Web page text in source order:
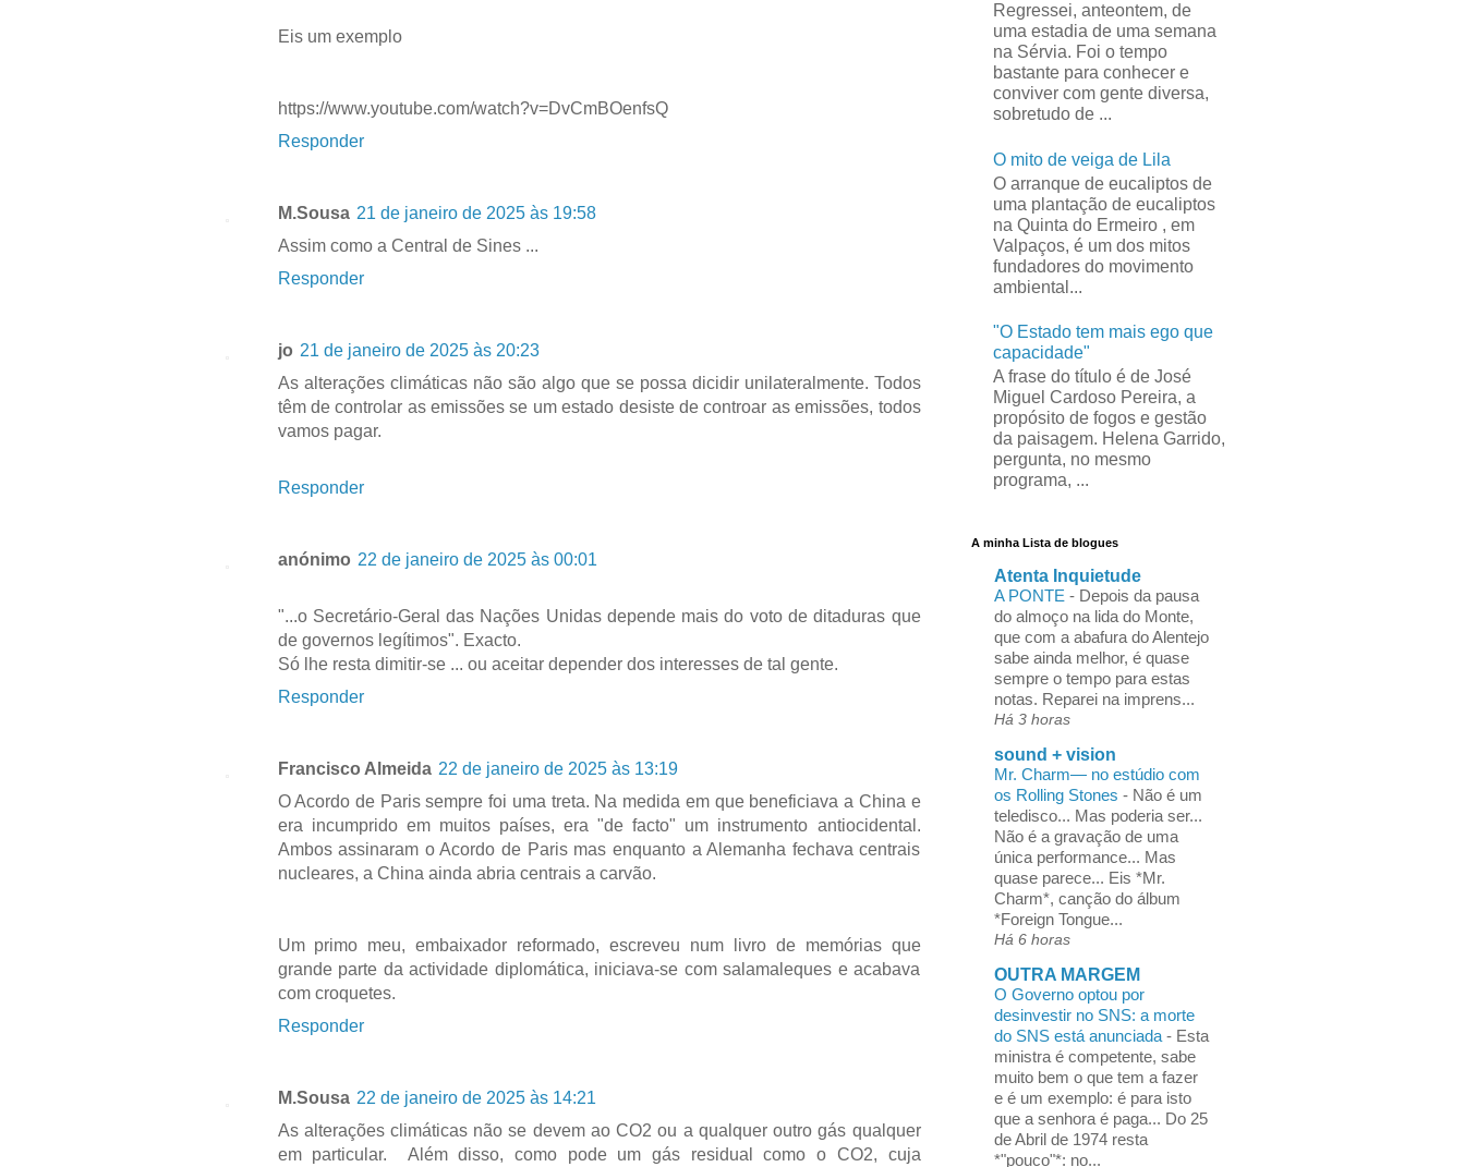
Eis um exemplo
https://www.youtube.com/watch?v=DvCmBOenfsQ
Responder
M.Sousa 21 de janeiro de 2025 às 19:58
Assim como a Central de Sines ...
Responder
jo 21 de janeiro de 2025 às 20:23
As alterações climáticas não são algo que se possa dicidir unilateralmente. Todos
têm de controlar as emissões se um estado desiste de controar as emissões, todos
vamos pagar.
Responder
anónimo 22 de janeiro de 2025 às 00:01
"...o Secretário-Geral das Nações Unidas depende mais do voto de ditaduras que
de governos legítimos". Exacto.
Só lhe resta dimitir-se ... ou aceitar depender dos interesses de tal gente.
Responder
Francisco Almeida 22 de janeiro de 2025 às 13:19
O Acordo de Paris sempre foi uma treta. Na medida em que beneficiava a China e
era incumprido em muitos países, era "de facto" um instrumento antiocidental.
Ambos assinaram o Acordo de Paris mas enquanto a Alemanha fechava centrais
nucleares, a China ainda abria centrais a carvão.
Um primo meu, embaixador reformado, escreveu num livro de memórias que
grande parte da actividade diplomática, iniciava-se com salamaleques e acabava
com croquetes.
Responder
M.Sousa 22 de janeiro de 2025 às 14:21
As alterações climáticas não se devem ao CO2 ou a qualquer outro gás qualquer
em particular. Além disso, como pode um gás residual como o CO2, cuja
Regressei, anteontem, de
uma estadia de uma semana
na Sérvia. Foi o tempo
bastante para conhecer e
conviver com gente diversa,
sobretudo de ...
O mito de veiga de Lila
O arranque de eucaliptos de
uma plantação de eucaliptos
na Quinta do Ermeiro , em
Valpaços, é um dos mitos
fundadores do movimento
ambiental...
"O Estado tem mais ego que
capacidade"
A frase do título é de José
Miguel Cardoso Pereira, a
propósito de fogos e gestão
da paisagem. Helena Garrido,
pergunta, no mesmo
programa, ...
A minha Lista de blogues
Atenta Inquietude
A PONTE - Depois da pausa
do almoço na lida do Monte,
que com a abafura do Alentejo
sabe ainda melhor, é quase
sempre o tempo para estas
notas. Reparei na imprens...
Há 3 horas
sound + vision
Mr. Charm— no estúdio com
os Rolling Stones - Não é um
teledisco... Mas poderia ser...
Não é a gravação de uma
única performance... Mas
quase parece... Eis *Mr.
Charm*, canção do álbum
*Foreign Tongue...
Há 6 horas
OUTRA MARGEM
O Governo optou por
desinvestir no SNS: a morte
do SNS está anunciada - Esta
ministra é competente, sabe
muito bem o que tem a fazer
e é um exemplo: é para isto
que a senhora é paga... Do 25
de Abril de 1974 resta
*"pouco"*: no...